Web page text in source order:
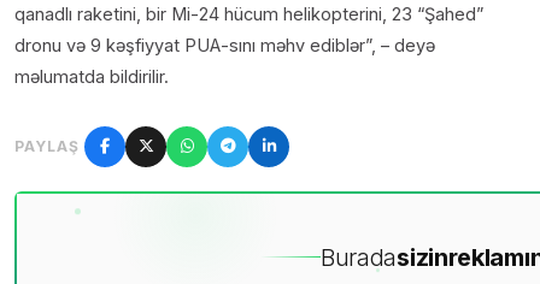
qanadlı raketini, bir Mi-24 hücum helikopterini, 23 “Şahed”
dronu və 9 kəşfiyyat PUA-sını məhv ediblər”, – deyə
məlumatda bildirilir.
PAYLAŞ
Buradasizin